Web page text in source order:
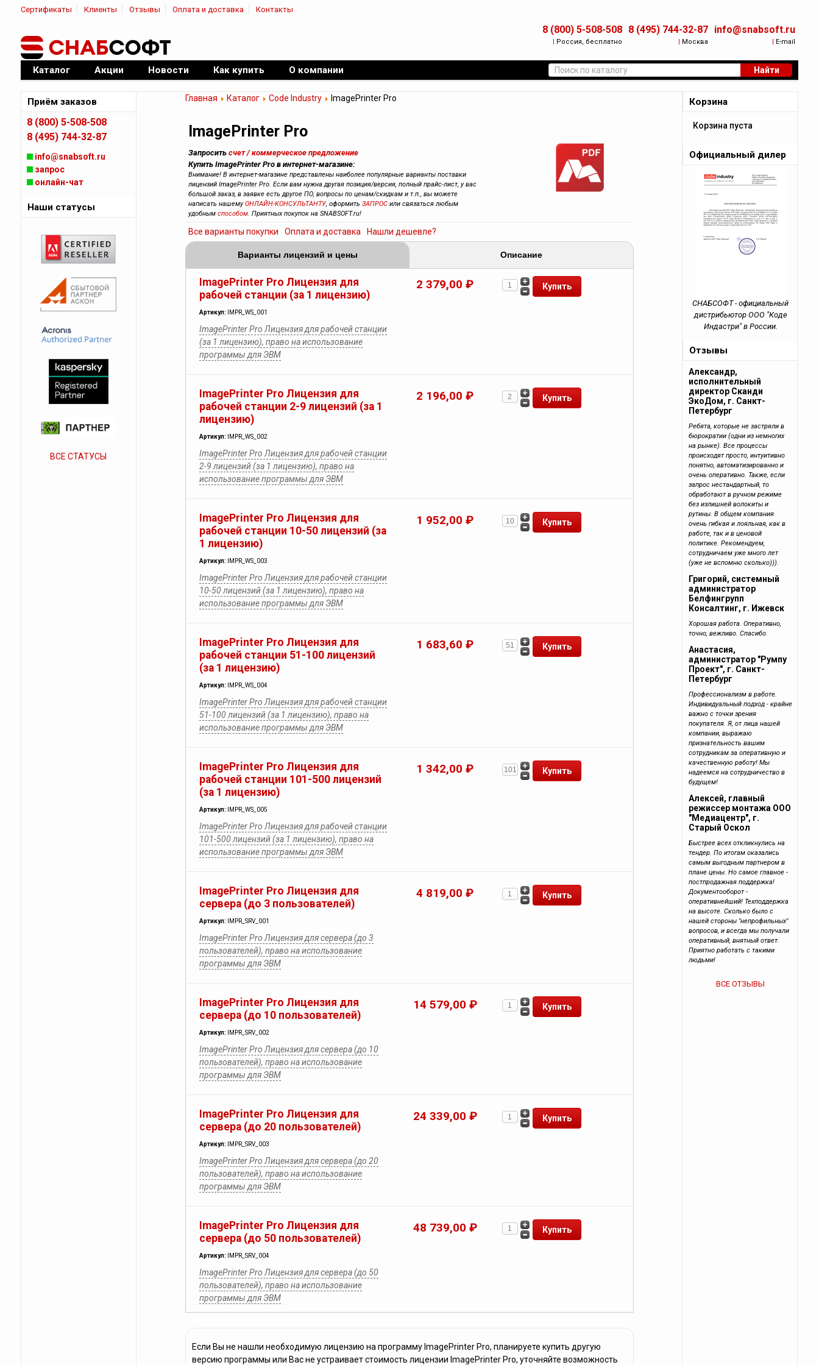
Сертификаты Клиенты Отзывы Оплата и доставка Контакты
8 (800) 5-508-508
| Россия, бесплатно
8 (495) 744-32-87
| Москва
info@snabsoft.ru
| E-mail
Официальный дилер ПО
Каталог Акции Новости Как купить О компании Найти
Главная Каталог Code Industry ImagePrinter Pro
ImagePrinter Pro
Запросить счет / коммерческое предложение
Купить ImagePrinter Pro в интернет-магазине:
Внимание! В интернет-магазине представлены наиболее популярные варианты поставки
лицензий ImagePrinter Pro. Если вам нужна другая позиция/версия, полный прайс-лист, у вас
большой заказ, в заявке есть другое ПО, вопросы по ценам/скидкам и т.п., вы можете
написать нашемуОНЛАЙН-КОНСУЛЬТАНТУ, оформить ЗАПРОСили связаться любым
удобным способом. Приятных покупок на SNABSOFT.ru!
Все варианты покупки Оплата и доставка Нашли дешевле?
Варианты лицензий и цены Описание
ImagePrinter Pro Лицензия для
рабочей станции (за 1 лицензию)
Артикул: IMPR_WS_001
ImagePrinter Pro Лицензия для рабочей станции
(за 1 лицензию), право на использование
программы для ЭВМ
2 379,00 ₽
ImagePrinter Pro Лицензия для
рабочей станции 2-9 лицензий (за 1
лицензию)
Артикул: IMPR_WS_002
ImagePrinter Pro Лицензия для рабочей станции
2-9 лицензий (за 1 лицензию), право на
использование программы для ЭВМ
2 196,00 ₽
ImagePrinter Pro Лицензия для
рабочей станции 10-50 лицензий (за
1 лицензию)
Артикул: IMPR_WS_003
ImagePrinter Pro Лицензия для рабочей станции
10-50 лицензий (за 1 лицензию), право на
использование программы для ЭВМ
1 952,00 ₽
ImagePrinter Pro Лицензия для
рабочей станции 51-100 лицензий
(за 1 лицензию)
Артикул: IMPR_WS_004
ImagePrinter Pro Лицензия для рабочей станции
51-100 лицензий (за 1 лицензию), право на
использование программы для ЭВМ
1 683,60 ₽
ImagePrinter Pro Лицензия для
рабочей станции 101-500 лицензий
(за 1 лицензию)
Артикул: IMPR_WS_005
ImagePrinter Pro Лицензия для рабочей станции
101-500 лицензий (за 1 лицензию), право на
использование программы для ЭВМ
1 342,00 ₽
ImagePrinter Pro Лицензия для
сервера (до 3 пользователей)
Артикул: IMPR_SRV_001
ImagePrinter Pro Лицензия для сервера (до 3
пользователей), право на использование
программы для ЭВМ
4 819,00 ₽
ImagePrinter Pro Лицензия для
сервера (до 10 пользователей)
Артикул: IMPR_SRV_002
ImagePrinter Pro Лицензия для сервера (до 10
пользователей), право на использование
программы для ЭВМ
14 579,00 ₽
ImagePrinter Pro Лицензия для
сервера (до 20 пользователей)
Артикул: IMPR_SRV_003
ImagePrinter Pro Лицензия для сервера (до 20
пользователей), право на использование
программы для ЭВМ
24 339,00 ₽
ImagePrinter Pro Лицензия для
сервера (до 50 пользователей)
Артикул: IMPR_SRV_004
ImagePrinter Pro Лицензия для сервера (до 50
пользователей), право на использование
программы для ЭВМ
48 739,00 ₽
Если Вы не нашли необходимую лицензию на программу ImagePrinter Pro, планируете купить другую
версию программы или Вас не устраивает стоимость лицензии ImagePrinter Pro, уточняйте возможность
Приём заказов
8 (800) 5-508-508
8 (495) 744-32-87
info@snabsoft.ru
запрос
онлайн-чат
Наши статусы
ВСЕ СТАТУСЫ
Корзина
Корзина пуста
Официальный дилер
СНАБСОФТ - официальный
дистрибьютор ООО "Коде
Индастри" в России.
Отзывы
Александр,
исполнительный
директор Сканди
ЭкоДом, г. Санкт-
Петербург
Ребята, которые не застряли в
бюрократии (одни из немногих
на рынке). Все процессы
происходят просто, интуитивно
понятно, автоматизированно и
очень оперативно. Также, если
запрос нестандартный, то
обработают в ручном режиме
без излишней волокиты и
рутины. В общем компания
очень гибкая и лояльная, как в
работе, так и в ценовой
политике. Рекомендуем,
сотрудничаем уже много лет
(уже не вспомню сколько))).
Григорий, системный
администратор
Белфингрупп
Консалтинг, г. Ижевск
Хорошая работа. Оперативно,
точно, вежливо. Спасибо.
Анастасия,
администратор "Румпу
Проект", г. Санкт-
Петербург
Профессионализм в работе.
Индивидуальный подход - крайне
важно с точки зрения
покупателя. Я, от лица нашей
компании, выражаю
признательность вашим
сотрудникам за оперативную и
качественную работу! Мы
надеемся на сотрудничество в
будущем!
Алексей, главный
режиссер монтажа ООО
"Медиацентр", г.
Старый Оскол
Быстрее всех откликнулись на
тендер. По итогам оказались
самым выгодным партнером в
плане цены. Но самое главное -
постпродажная поддержка!
Документооборот -
оперативнейший! Техподдержка
на высоте. Сколько было с
нашей стороны "непрофильных"
вопросов, и всегда мы получали
оперативный, внятный ответ.
Приятно работать с такими
людьми!
ВСЕ ОТЗЫВЫ